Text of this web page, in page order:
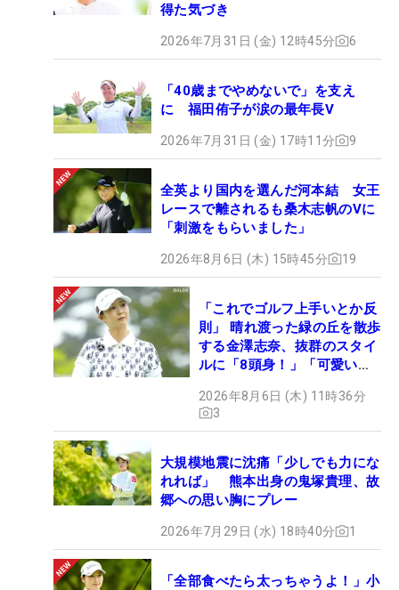
得た気づき
2026年7月31日 (金) 12時45分 6
「40歳までやめないで」を支え
に 福田侑子が涙の最年長V
2026年7月31日 (金) 17時11分 9
全英より国内を選んだ河本結 女王
レースで離されるも桑木志帆のVに
「刺激をもらいました」
2026年8月6日 (木) 15時45分 19
「これでゴルフ上手いとか反
則」 晴れ渡った緑の丘を散歩
する金澤志奈、抜群のスタイ
ルに「8頭身！」「可愛いに
2026年8月6日 (木) 11時36分
3
大規模地震に沈痛「少しでも力にな
れれば」 熊本出身の鬼塚貴理、故
郷への思い胸にプレー
2026年7月29日 (水) 18時40分 1
「全部食べたら太っちゃうよ！」小